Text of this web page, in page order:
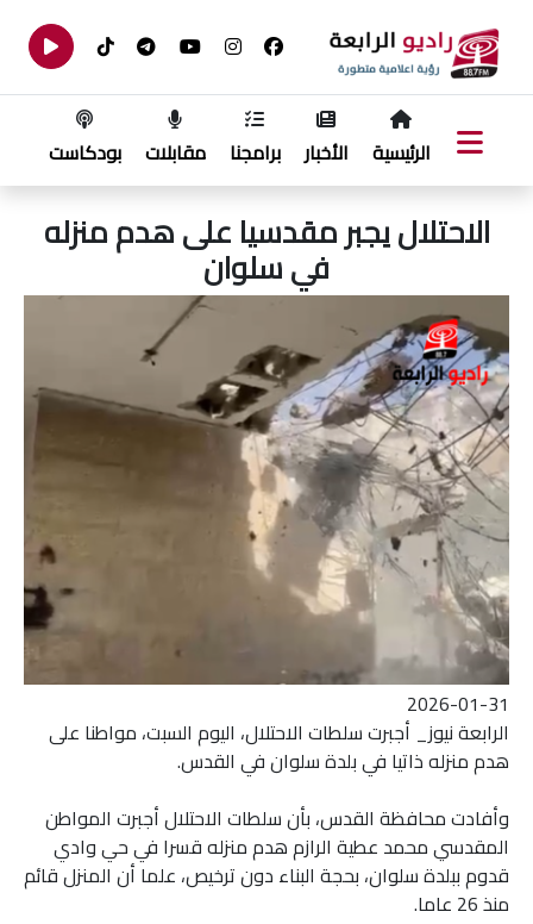
الرئيسية الأخبار برامجنا مقابلات بودكاست
الاحتلال يجبر مقدسيا على هدم منزله
في سلوان
2026-01-31
الرابعة نيوز_ أجبرت سلطات الاحتلال، اليوم السبت، مواطنا على
هدم منزله ذاتيا في بلدة سلوان في القدس.
وأفادت محافظة القدس، بأن سلطات الاحتلال أجبرت المواطن
المقدسي محمد عطية الرازم هدم منزله قسرا في حي وادي
قدوم ببلدة سلوان، بحجة البناء دون ترخيص، علما أن المنزل قائم
منذ 26 عاما.